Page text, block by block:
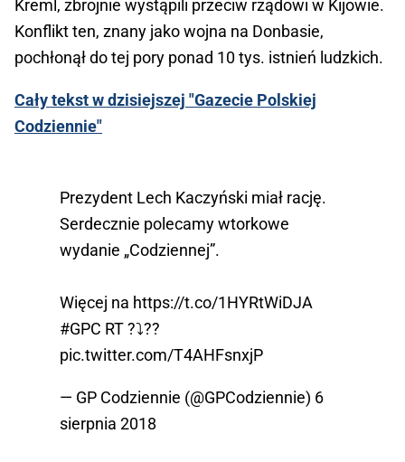
Kreml, zbrojnie wystąpili przeciw rządowi w Kijowie.
Konflikt ten, znany jako wojna na Donbasie,
pochłonął do tej pory ponad 10 tys. istnień ludzkich.
Cały tekst w dzisiejszej "Gazecie Polskiej
Codziennie"
Prezydent Lech Kaczyński miał rację.
Serdecznie polecamy wtorkowe
wydanie „Codziennej”.
Więcej na https://t.co/1HYRtWiDJA
#GPC RT ?⤵️??
pic.twitter.com/T4AHFsnxjP
— GP Codziennie (@GPCodziennie) 6
sierpnia 2018